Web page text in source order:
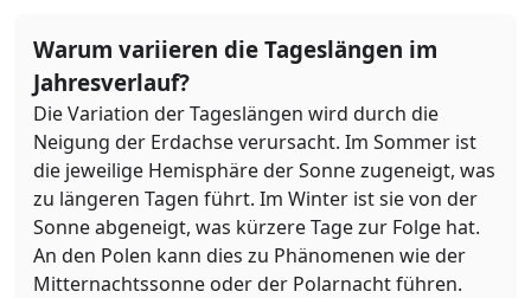
Warum variieren die Tageslängen im
Jahresverlauf?
Die Variation der Tageslängen wird durch die
Neigung der Erdachse verursacht. Im Sommer ist
die jeweilige Hemisphäre der Sonne zugeneigt, was
zu längeren Tagen führt. Im Winter ist sie von der
Sonne abgeneigt, was kürzere Tage zur Folge hat.
An den Polen kann dies zu Phänomenen wie der
Mitternachtssonne oder der Polarnacht führen.